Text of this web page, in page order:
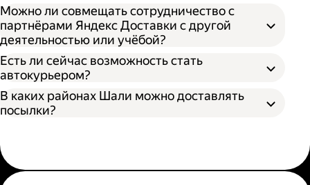
Можно ли совмещать сотрудничество с
партнёрами Яндекс Доставки с другой
деятельностью или учёбой?
Есть ли сейчас возможность стать
автокурьером?
В каких районах Шали можно доставлять
посылки?